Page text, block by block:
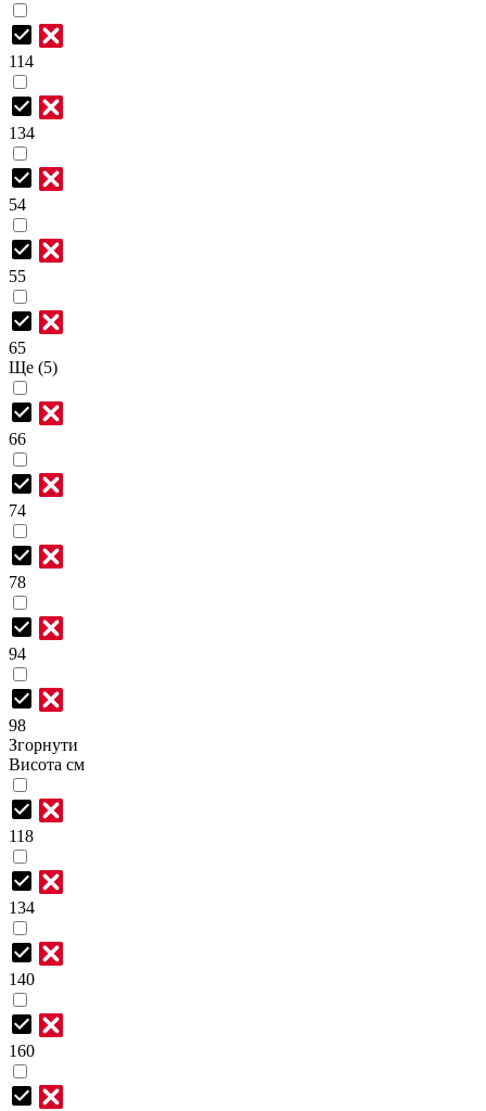
114
134
54
55
65
Ще (5)
66
74
78
94
98
Згорнути
Висота см
118
134
140
160